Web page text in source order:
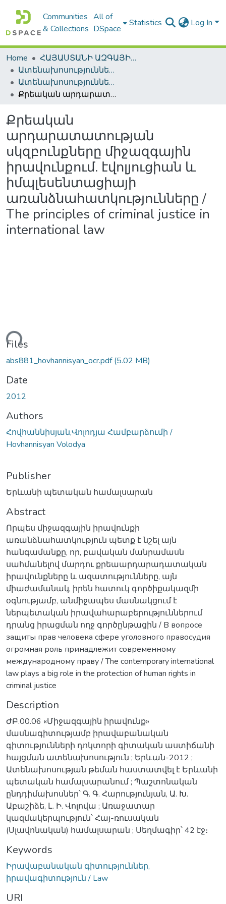
Communities
& Collections
All of
DSpace
Statistics Log In
Home
ՀԱՅԱՍՏԱՆԻ ԱԶԳԱՅԻՆ ԳՐԱԴԱՐԱՆԻ ԹՎԱՅԻՆ ՊԱՀՈՑ / DIGITAL REPOSITORY OF NLA
Ատենախոսություններ և սեղմագրեր / Theses & Abstracts
Ատենախոսություններ և սեղմագրեր / Theses & Abstracts
Քրեական արդարատատության սկզբունքները միջազգային իրավունքում. էվոլյուցիան և իմպլեսենտացիայի առանձնահատկությունները / The principles of criminal justice in international law
Քրեական
արդարատատության
սկզբունքները միջազգային
իրավունքում. էվոլյուցիան և
իմպլեսենտացիայի
առանձնահատկությունները /
The principles of criminal justice in
international law
Files
abs881_hovhannisyan_ocr.pdf(5.02 MB)
Date
2012
Authors
Հովհաննիսյան,Վոլոդյա Համբարձումի /
Hovhannisyan Volodya
Publisher
Երևանի պետական համալսարան
Abstract
Որպես միջազգային իրավունքի
առանձնահատկություն պետք է նշել այն
հանգամանքը, որ, բավական մանրամասն
սահմանելով մարդու քրեաարդարադատական
իրավունքները և ազատությունները, այն
միաժամանակ, իրեն հատուկ գործիքակազմի
օգնությամբ, անմիջապես մասնակցում է
ներպետական իրավահարաբերություններում
դրանց իրացման ողջ գործընթացին / В вопросе
защиты прав человека сфере уголовного правосудия
огромная роль принадлежит современному
международному праву / The contemporary international
law plays a big role in the protection of human rights in
criminal justice
Description
ԺԲ.00.06 «Միջազգային իրավունք»
մասնագիտությամբ իրավաբանական
գիտությունների դոկտորի գիտական աստիճանի
հայցման ատենախոսություն ; Երևան-2012 ;
Ատենախոսության թեման հաստատվել է Երևանի
պետական համալսարանում ; Պաշտոնական
ընդդիմախոսներ՝ Գ. Գ. Հարությունյան, Ա. Խ.
Աբաշիձե, Լ. Ի. Վոլովա ; Առաջատար
կազմակերպություն՝ Հայ-ռուսական
(Սլավոնական) համալսարան ; Սեղմագիր՝ 42 էջ։
Keywords
Իրավաբանական գիտություններ,
իրավագիտություն / Law
URI